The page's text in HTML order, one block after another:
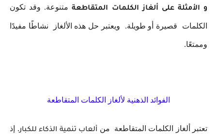
و الأمثلة على ألغاز الكلمات المتقاطعةمتنوعة. وقد تكون
الكلمات قصيرة أو طويلة. ويعتبر حل هذه الألغاز نشاطًا مفيدًا
وممتعًا.
الفوائد الذهنية لألغاز الكلمات المتقاطعة
تعتبر ألغاز الكلمات المتقاطعة من ألعاب تنمية الذكاء للكبار. إذ